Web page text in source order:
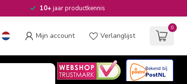
10+jaar productkennis
Mijn account Verlanglijst
0